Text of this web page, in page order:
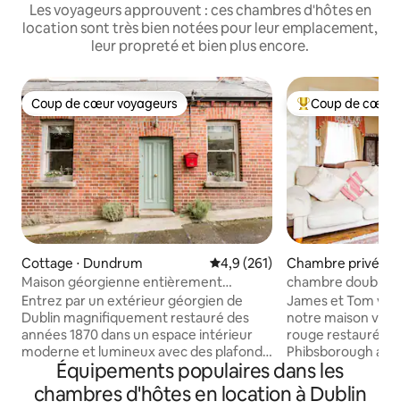
Les voyageurs approuvent : ces chambres d'hôtes en
location sont très bien notées pour leur emplacement,
leur propreté et bien plus encore.
Coup de cœur voyageurs
Coup de cœur voyageurs
Cottage ⋅ Dundrum Évaluation moyenne sur la
4,9 (261)
Maison géorgienne entièrement
modernisée près de tout
Entrez par un extérieur géorgien de
Dublin magnifiquement restauré des
années 1870 dans un espace intérieur
moderne et lumineux avec des plafonds
vitrés à double hauteur, une belle
terrasse plantée privée. Cuisinez et
dînez dans une cuisine conçue pour la
Coups de cœur
Coup de cœur
Chambre privée ⋅
chambre double
maison
James et Tom
notre maison
rouge restaurée
Phibsborough
moderne, un
un jardin paisible
votre plaisir.
Équipements populaires dans les
chambres d'hôtes en location à Dublin